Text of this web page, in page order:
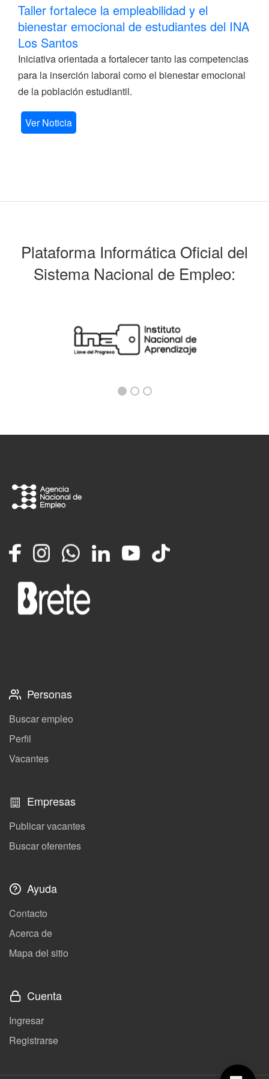
Taller fortalece la empleabilidad y el
bienestar emocional de estudiantes del INA
Los Santos
Iniciativa orientada a fortalecer tanto las competencias
para la inserción laboral como el bienestar emocional
de la población estudiantil.
Ver Noticia
Plataforma Informática Oficial del
Sistema Nacional de Empleo:
FacebookInstagramWhatsappLinkedInYouTube
TikTok
Personas
Buscar empleo
Perfil
Vacantes
Empresas
Publicar vacantes
Buscar oferentes
Ayuda
Contacto
Acerca de
Mapa del sitio
Cuenta
Ingresar
Registrarse